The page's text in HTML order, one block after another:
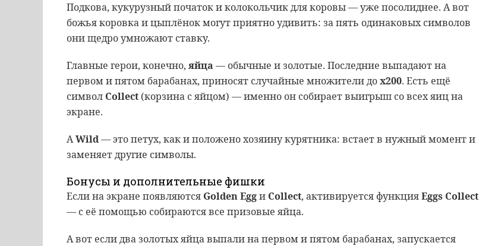
Подкова, кукурузный початок и колокольчик для коровы — уже посолиднее. А вот
божья коровка и цыплёнок могут приятно удивить: за пять одинаковых символов
они щедро умножают ставку.
Главные герои, конечно, яйца — обычные и золотые. Последние выпадают на
первом и пятом барабанах, приносят случайные множители доx200. Есть ещё
символ Collect (корзина с яйцом) — именно он собирает выигрыш со всех яиц на
экране.
АWild— это петух, как и положено хозяину курятника: встает в нужный момент и
заменяет другие символы.
Бонусы и дополнительные фишки
Если на экране появляются Golden Eggи Collect, активируется функцияEggs Collect
— с её помощью собираются все призовые яйца.
А вот если два золотых яйца выпали на первом и пятом барабанах, запускается